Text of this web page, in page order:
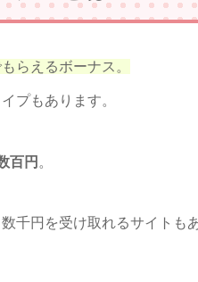
もらえるボーナス。
プもあります。
百円 。
千円を受け取れるサイトも